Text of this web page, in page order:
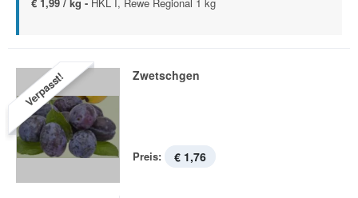
Verpasst! Zwetschgen
Preis: € 1,76